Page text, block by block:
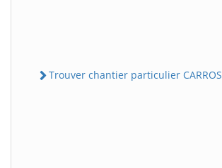
Trouver chantier particulier CARROS